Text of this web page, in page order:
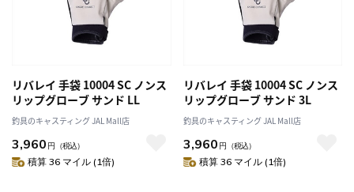
リバレイ 手袋 10004 SC ノンス
リップグローブ サンド LL
釣具のキャスティング JAL Mall店
3,960 円 （税込）
積算 36 マイル (1倍)
リバレイ 手袋 10004 SC ノンス
リップグローブ サンド 3L
釣具のキャスティング JAL Mall店
3,960 円 （税込）
積算 36 マイル (1倍)